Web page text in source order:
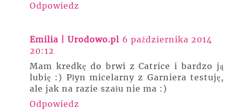
Odpowiedz
Emilia | Urodowo.pl 6 października 2014
20:12
Mam kredkę do brwi z Catrice i bardzo ją
lubię :) Płyn micelarny z Garniera testuję,
ale jak na razie szału nie ma :)
Odpowiedz